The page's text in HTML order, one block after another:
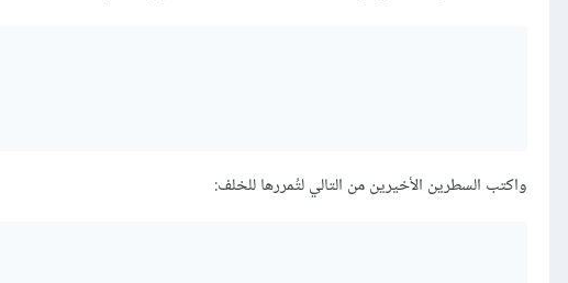
واكتب السطرين الأخيرين من التالي لتُمررها للخلف: